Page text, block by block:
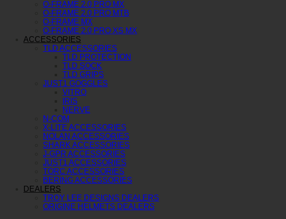
O-FRAME 2.0 PRO MX
O-FRAME 2.0 PRO MTB
O-FRAME MX
O-FRAME 2.0 PRO XS MX
ACCESSORIES
TLD ACCESSORIES
TLD PROTECTION
TLD SOCK
TLD GRIPS
JUST1 GOGGLES
VITRO
IRIS
NERVE
N-COM
X-LITE ACCESSORIES
NOLAN ACCESSORIES
SHARK ACCESSORIES
J-GPR ACCESSORIES
JUST1 ACCESSORIES
TORC ACCESSORIES
BERING ACCESSORIES
DEALERS
TROY LEE DESIGNS DEALERS
ORIGINE HELMETS DEALERS